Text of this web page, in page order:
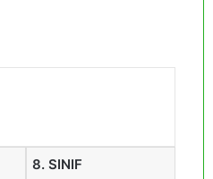
8. SINIF